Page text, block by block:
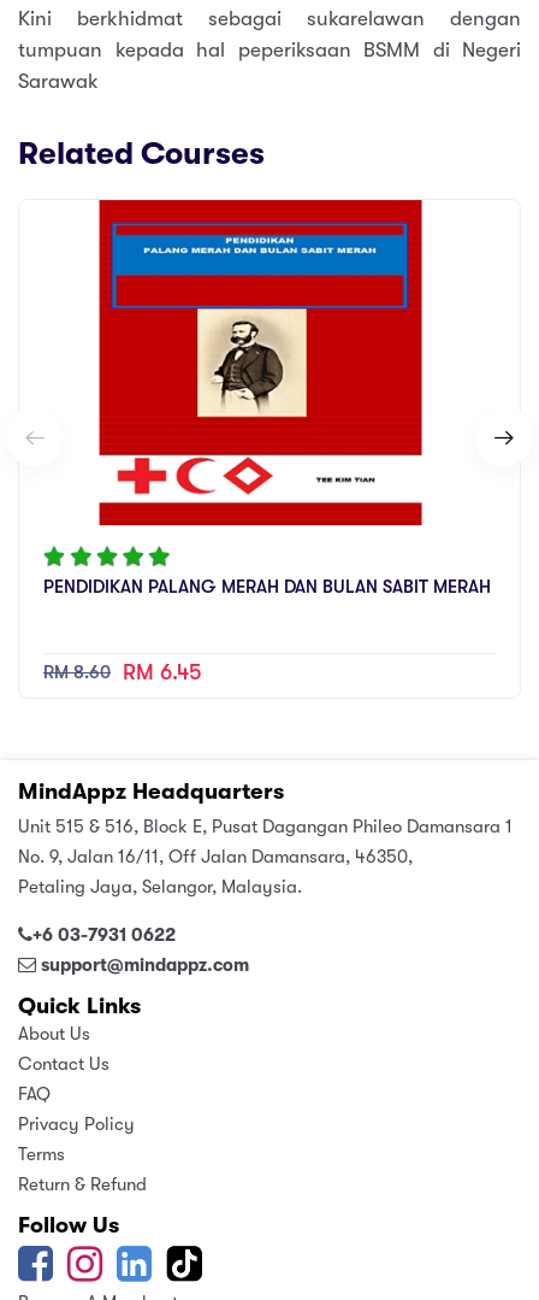
Kini berkhidmat sebagai sukarelawan dengan
tumpuan kepada hal peperiksaan BSMM di Negeri
Sarawak
Related Courses
PENDIDIKAN PALANG MERAH DAN BULAN SABIT MERAH
RM 8.60 RM 6.45
MindAppz Headquarters
Unit 515 & 516, Block E, Pusat Dagangan Phileo Damansara 1
No. 9, Jalan 16/11, Off Jalan Damansara, 46350,
Petaling Jaya, Selangor, Malaysia.
+6 03-7931 0622
support@mindappz.com
Quick Links
About Us
Contact Us
FAQ
Privacy Policy
Terms
Return & Refund
Follow Us